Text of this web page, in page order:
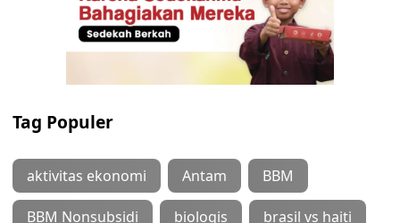
Tag Populer
aktivitas ekonomi Antam BBM
BBM Nonsubsidi biologis brasil vs haiti